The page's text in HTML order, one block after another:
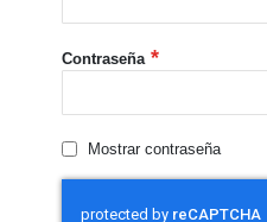
Contraseña
Mostrar contraseña